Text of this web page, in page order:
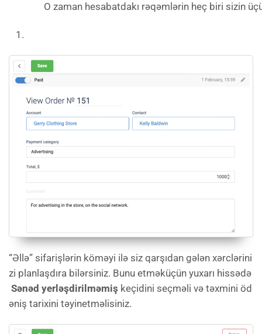
O zaman hesabatdakı rəqəmlərin heç biri sizin
“Əllə” sifarişlərin köməyi ilə siz qarşıdan gələn xərclərini
zi planlaşdıra bilərsiniz. Bunu etməküçün yuxarı hissədə
Sənəd yerləşdirilməmiş keçidini seçməli və təxmini öd
əniş tarixini təyinetməlisiniz.